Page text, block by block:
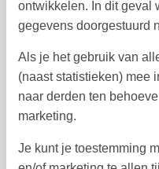
Prijs
Aankomst
ontwikkelen. In dit geval
gegevens doorgestuurd
Als je het gebruik van
(naast statistieken) mee
naar derden ten
marketing.
Je kunt je toestemming